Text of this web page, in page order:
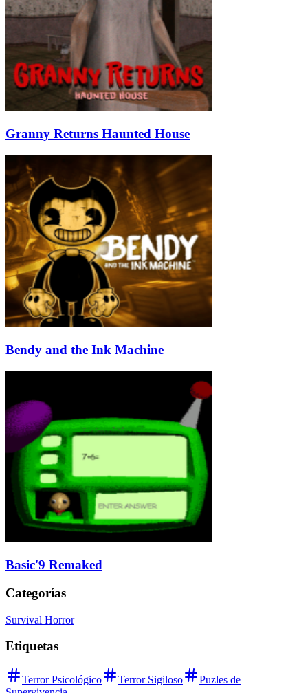
Granny Returns Haunted House
Bendy and the Ink Machine
Basic'9 Remaked
Categorías
Survival Horror
Etiquetas
Terror Psicológico Terror Sigiloso
Puzles de